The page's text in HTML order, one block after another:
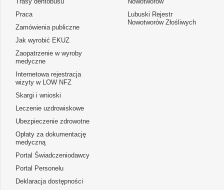
Praca
Zamówienia publiczne
Jak wyrobić EKUZ
Zaopatrzenie w wyroby
medyczne
Internetowa rejestracja
wizyty w LOW NFZ
Skargi i wnioski
Leczenie uzdrowiskowe
Ubezpieczenie zdrowotne
Opłaty za dokumentację
medyczną
Portal Świadczeniodawcy
Portal Personelu
Deklaracja dostępności
Lubuski Rejestr
Nowotworów Złośliwych